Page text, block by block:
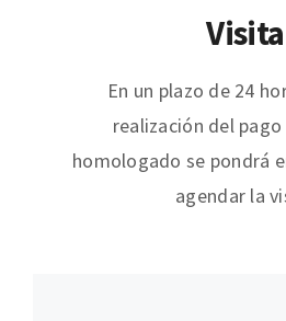
Visita
En un plazo de 24
realización del
homologado se pondrá
agendar la